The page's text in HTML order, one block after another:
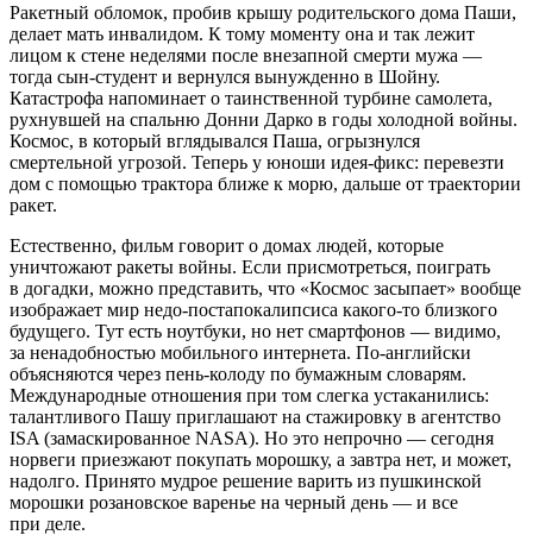
Ракетный обломок, пробив крышу родительского дома Паши,
делает мать инвалидом. К тому моменту она и так лежит
лицом к стене неделями после внезапной смерти мужа —
тогда сын-студент и вернулся вынужденно в Шойну.
Катастрофа напоминает о таинственной турбине самолета,
рухнувшей на спальню Донни Дарко в годы холодной войны.
Космос, в который вглядывался Паша, огрызнулся
смертельной угрозой. Теперь у юноши идея-фикс: перевезти
дом с помощью трактора ближе к морю, дальше от траектории
ракет.
Естественно, фильм говорит о домах людей, которые
уничтожают ракеты войны. Если присмотреться, поиграть
в догадки, можно представить, что «Космос засыпает» вообще
изображает мир недо-постапокалипсиса какого-то близкого
будущего. Тут есть ноутбуки, но нет смартфонов — видимо,
за ненадобностью мобильного интернета. По-английски
объясняются через пень-колоду по бумажным словарям.
Международные отношения при том слегка устаканились:
талантливого Пашу приглашают на стажировку в агентство
ISA (замаскированное NASA). Но это непрочно — сегодня
норвеги приезжают покупать морошку, а завтра нет, и может,
надолго. Принято мудрое решение варить из пушкинской
морошки розановское варенье на черный день — и все
при деле.